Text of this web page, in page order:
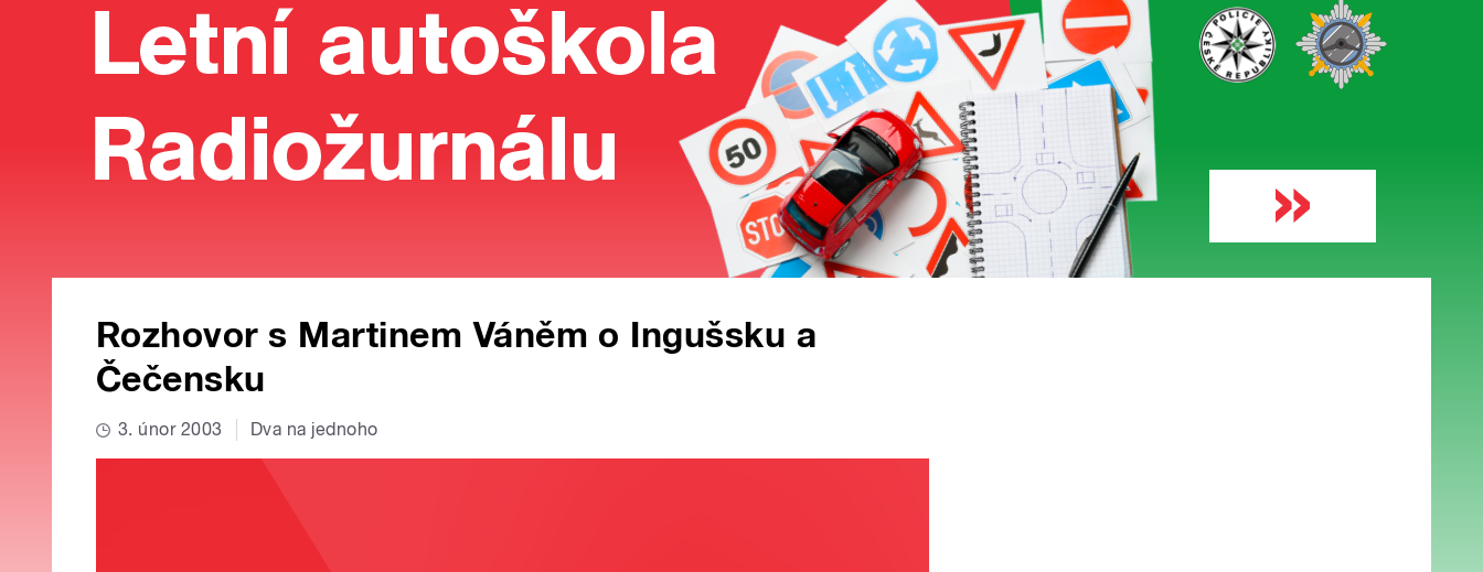
Rozhovor s Martinem Váněm o Ingušsku a
Čečensku
3. únor 2003 Dva na jednoho